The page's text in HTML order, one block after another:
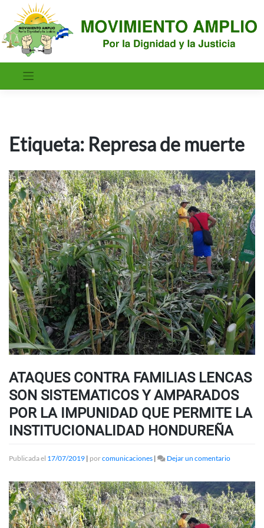
contenido
Etiqueta: Represa de muerte
ATAQUES CONTRA FAMILIAS LENCAS
SON SISTEMATICOS Y AMPARADOS
POR LA IMPUNIDAD QUE PERMITE LA
INSTITUCIONALIDAD HONDUREÑA
Publicada el 17/07/2019 | porcomunicaciones | Dejar un comentarioen
FAMILIAS
LENCAS
SON